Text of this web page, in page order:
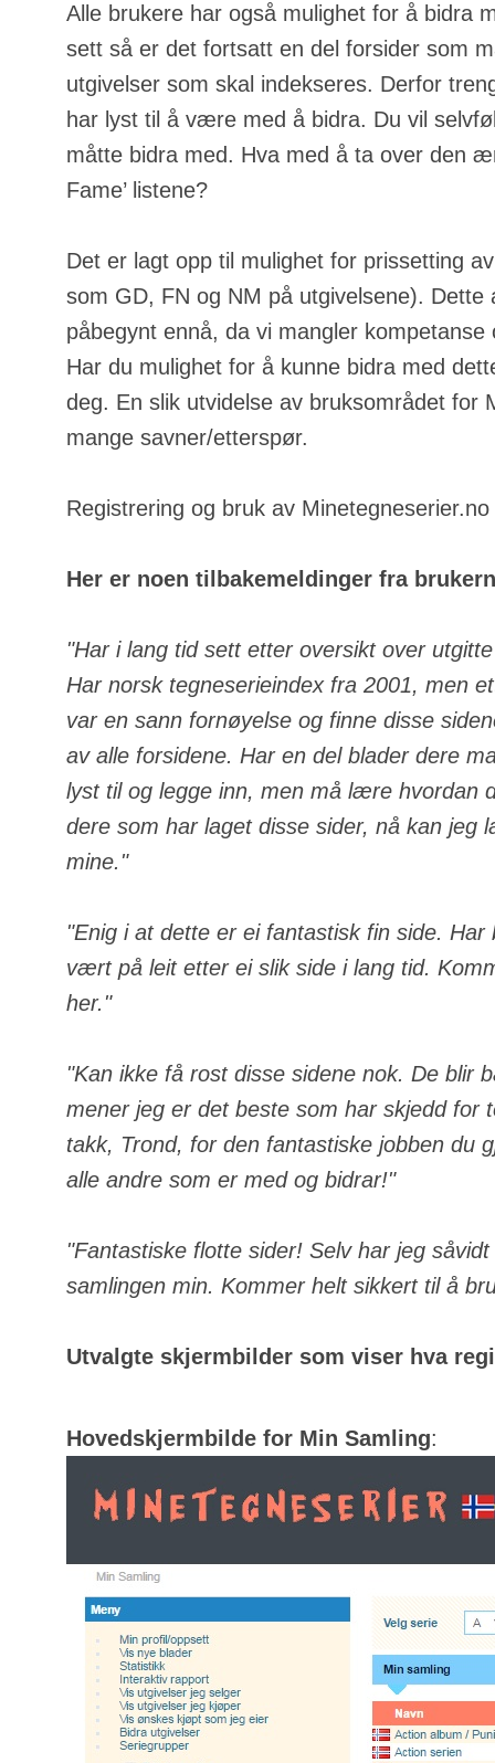
Alle brukere har også mulighet for å bidra
sett så er det fortsatt en del forsider som
utgivelser som skal indekseres. Derfor
har lyst til å være med å bidra. Du vil
måtte bidra med. Hva med å ta over den
Fame’ listene?
Det er lagt opp til mulighet for prissetting
som GD, FN og NM på utgivelsene). Dette
påbegynt ennå, da vi mangler
Har du mulighet for å kunne bidra med
deg. En slik utvidelse av bruksområdet for
mange savner/etterspør.
Registrering og bruk av
Her er noen tilbakemeldinger fra
"Har i lang tid sett etter oversikt over
Har norsk tegneserieindex fra 2001, men
var en sann fornøyelse og finne disse
av alle forsidene. Har en del blader dere
lyst til og legge inn, men må lære hvordan
dere som har laget disse sider, nå kan jeg
mine."
"Enig i at dette er ei fantastisk fin side.
vært på leit etter ei slik side i lang tid.
her."
"Kan ikke få rost disse sidene nok. De blir
mener jeg er det beste som har skjedd for
takk, Trond, for den fantastiske jobben du
alle andre som er med og bidrar!"
"Fantastiske flotte sider! Selv har jeg
samlingen min. Kommer helt sikkert til å
Utvalgte skjermbilder som viser hva
Hovedskjermbilde for Min Samling: